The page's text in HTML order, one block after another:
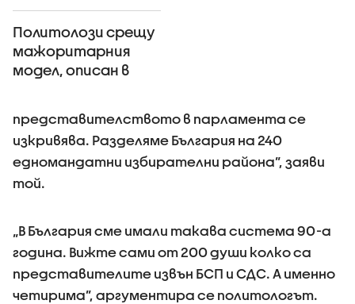
Политолози срещу
мажоритарния
модел, описан в
представителството в парламента се
изкривява. Разделяме България на 240
едномандатни избирателни района”, заяви
той.
„В България сме имали такава система 90-а
година. Вижте сами от 200 души колко са
представителите извън БСП и СДС. А именно
четирима”, аргументира се политологът.